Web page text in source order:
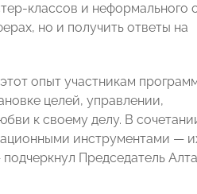
классов и неформального
но и получить ответы на
опыт участникам
целей, управлении,
к своему делу. В
инструментами —
Председатель